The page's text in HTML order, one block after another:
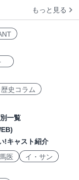
もっと見る
史コラム
一覧
!キャスト紹介
馬医
イ・サン